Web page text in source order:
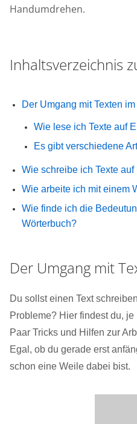
Handumdrehen.
Inhaltsverzeichnis
Der Umgang mit Texten
Wie lese ich Texte auf
Es gibt verschiedene
Wie schreibe ich Texte
Wie arbeite ich mit einem
Wie finde ich die
Wörterbuch?
Der Umgang mit
Du sollst einen Text
Probleme? Hier findest du,
Paar Tricks und Hilfen zur
Egal, ob du gerade erst
schon eine Weile dabei bist.